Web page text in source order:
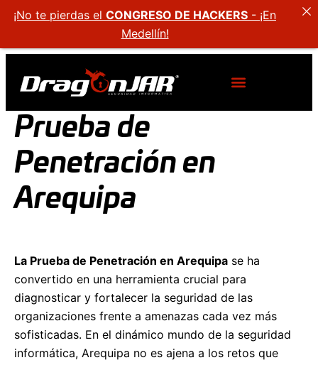
Prueba de
Penetración en
Arequipa
La Prueba de Penetración en Arequipa se ha
convertido en una herramienta crucial para
diagnosticar y fortalecer la seguridad de las
organizaciones frente a amenazas cada vez más
sofisticadas. En el dinámico mundo de la seguridad
informática, Arequipa no es ajena a los retos que
¡No te pierdas el CONGRESO DE HACKERS - ¡En
Medellín!